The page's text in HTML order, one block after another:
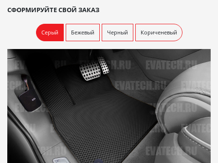
СФОРМИРУЙТЕ СВОЙ ЗАКАЗ
Серый Бежевый Черный Кориченевый